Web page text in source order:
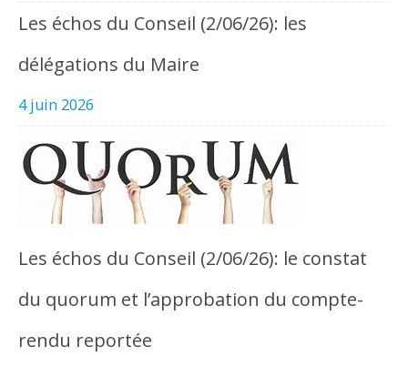
Les échos du Conseil (2/06/26): les
délégations du Maire
4 juin 2026
Les échos du Conseil (2/06/26): le constat
du quorum et l’approbation du compte-
rendu reportée